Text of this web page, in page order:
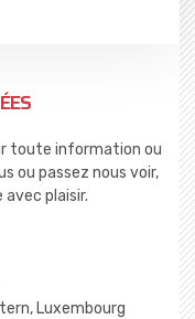
toute information ou
ou passez nous voir,
plaisir.
Luxembourg